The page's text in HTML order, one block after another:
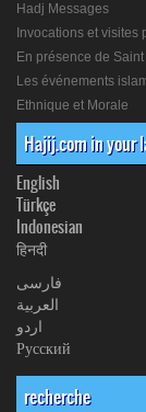
Hadj Messages
Invocations et visites
En présence de
Les événements
Ethnique et Morale
Hajij.com in your
English
Türkçe
Indonesian
हिनदी
فارسی
العربیة
اردو
Русский
recherche